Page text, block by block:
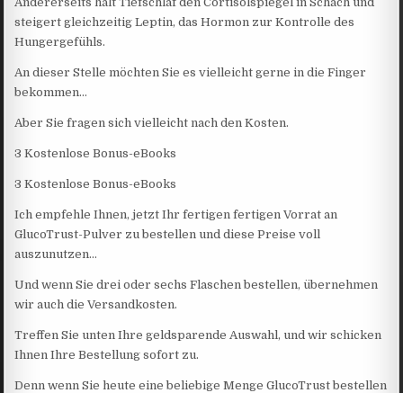
steigert gleichzeitig Leptin, das Hormon zur Kontrolle des
Hungergefühls.
An dieser Stelle möchten Sie es vielleicht gerne in die Finger
bekommen…
Aber Sie fragen sich vielleicht nach den Kosten.
3 Kostenlose Bonus-eBooks
3 Kostenlose Bonus-eBooks
Ich empfehle Ihnen, jetzt Ihr fertigen fertigen Vorrat an
GlucoTrust-Pulver zu bestellen und diese Preise voll
auszunutzen…
Und wenn Sie drei oder sechs Flaschen bestellen, übernehmen
wir auch die Versandkosten.
Treffen Sie unten Ihre geldsparende Auswahl, und wir schicken
Ihnen Ihre Bestellung sofort zu.
Denn wenn Sie heute eine beliebige Menge GlucoTrust bestellen